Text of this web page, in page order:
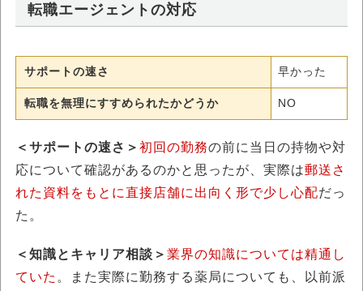
転職エージェントの対応
サポートの速さ 早かった
転職を無理にすすめられたかどうか NO
＜サポートの速さ＞ 初回の勤務の前に当日の持物や対
応について確認があるのかと思ったが、実際は郵送さ
れた資料をもとに直接店舗に出向く形で少し心配だっ
た。
＜知識とキャリア相談＞ 業界の知識については精通し
ていた 。また実際に勤務する薬局についても、以前派